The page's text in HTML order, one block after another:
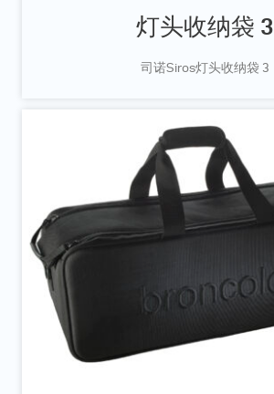
灯头收纳袋 3
司诺Siros灯头收纳袋 3